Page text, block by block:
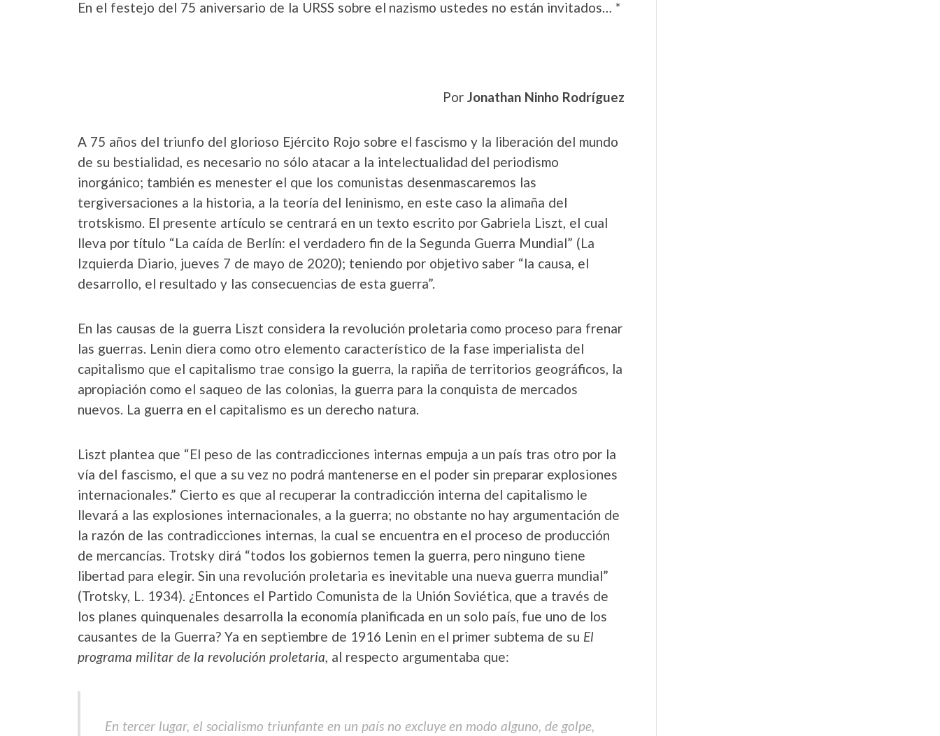
En el festejo del 75 aniversario de la URSS sobre el nazismo ustedes no están invitados… *
PorJonathan Ninho Rodríguez
A 75 años del triunfo del glorioso Ejército Rojo sobre el fascismo y la liberación del mundo
de su bestialidad, es necesario no sólo atacar a la intelectualidad del periodismo
inorgánico; también es menester el que los comunistas desenmascaremos las
tergiversaciones a la historia, a la teoría del leninismo, en este caso la alimaña del
trotskismo. El presente artículo se centrará en un texto escrito por Gabriela Liszt, el cual
lleva por título “La caída de Berlín: el verdadero fin de la Segunda Guerra Mundial” (La
Izquierda Diario, jueves 7 de mayo de 2020); teniendo por objetivo saber “la causa, el
desarrollo, el resultado y las consecuencias de esta guerra”.
En las causas de la guerra Liszt considera la revolución proletaria como proceso para frenar
las guerras. Lenin diera como otro elemento característico de la fase imperialista del
capitalismo que el capitalismo trae consigo la guerra, la rapiña de territorios geográficos, la
apropiación como el saqueo de las colonias, la guerra para la conquista de mercados
nuevos. La guerra en el capitalismo es un derecho natura.
Liszt plantea que “El peso de las contradicciones internas empuja a un país tras otro por la
vía del fascismo, el que a su vez no podrá mantenerse en el poder sin preparar explosiones
internacionales.” Cierto es que al recuperar la contradicción interna del capitalismo le
llevará a las explosiones internacionales, a la guerra; no obstante no hay argumentación de
la razón de las contradicciones internas, la cual se encuentra en el proceso de producción
de mercancías. Trotsky dirá “todos los gobiernos temen la guerra, pero ninguno tiene
libertad para elegir. Sin una revolución proletaria es inevitable una nueva guerra mundial”
(Trotsky, L. 1934). ¿Entonces el Partido Comunista de la Unión Soviética, que a través de
los planes quinquenales desarrolla la economía planificada en un solo país, fue uno de los
causantes de la Guerra? Ya en septiembre de 1916 Lenin en el primer subtema de su El
programa militar de la revolución proletaria, al respecto argumentaba que:
En tercer lugar, el socialismo triunfante en un país no excluye en modo alguno, de golpe,